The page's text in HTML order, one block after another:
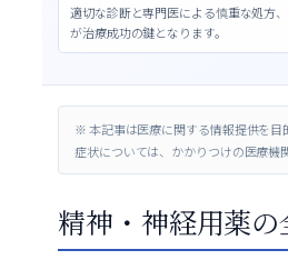
適切な診断と専門医による慎重な処方
が治療成功の鍵となります。
※ 本記事は医療に関する情報提供を目
症状については、かかりつけの医療機
精神・神経用薬